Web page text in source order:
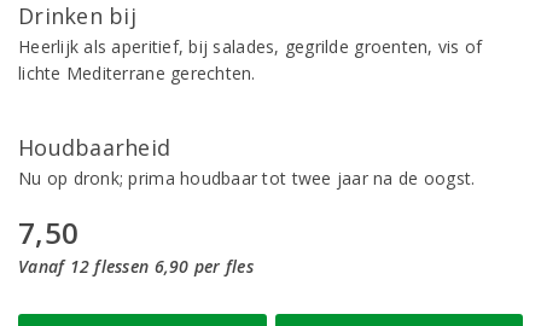
Drinken bij
Heerlijk als aperitief, bij salades, gegrilde groenten, vis of
lichte Mediterrane gerechten.
Houdbaarheid
Nu op dronk; prima houdbaar tot twee jaar na de oogst.
7,50
Vanaf 12 flessen 6,90 per fles